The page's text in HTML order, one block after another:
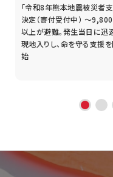
「令和8年熊本地震被災者支
決定（寄付受付中） ～
以上が避難。発生当日に迅
現地入りし、命を守る支援
始